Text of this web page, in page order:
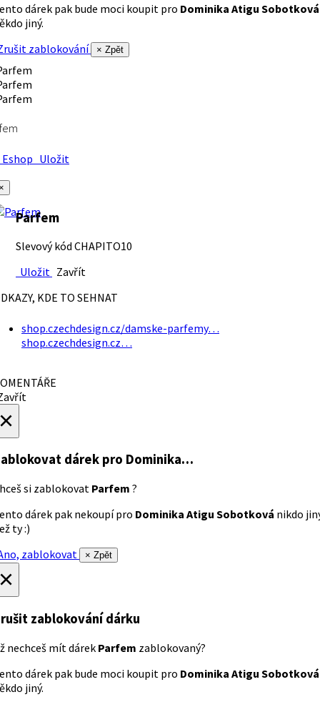
dárek pak bude moci koupit pro Dominika Atigu Sobotková
jiný.
zablokování
× Zpět
Uložit
Parfem
Slevový kód CHAPITO10
Uložit Zavřít
KDE TO SEHNAT
shop.czechdesign.cz/damske-parfemy…
shop.czechdesign.cz…
dárek pro Dominika…
si zablokovat Parfem ?
dárek pak nekoupí pro Dominika Atigu Sobotková nikdo
ty :)
zablokovat
× Zpět
zablokování dárku
nechceš mít dárek Parfem zablokovaný?
dárek pak bude moci koupit pro Dominika Atigu Sobotková
jiný.